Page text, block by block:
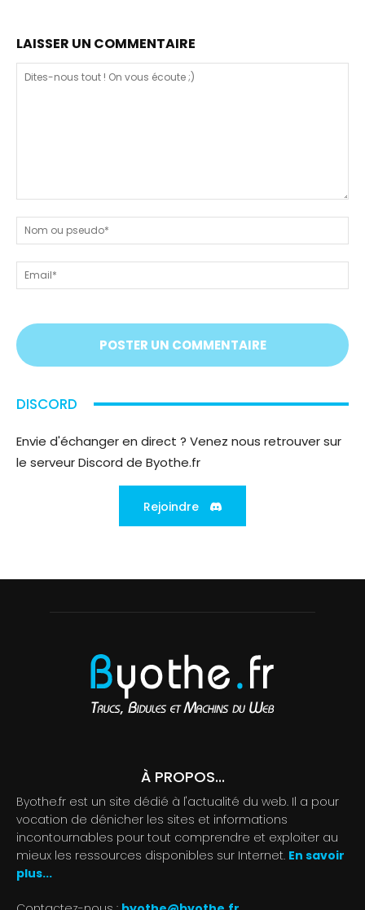
LAISSER UN COMMENTAIRE
nous
tout
!
On
vous
;)
ou
DISCORD
Envie d'échanger en direct ? Venez nous retrouver sur
le serveur Discord de Byothe.fr
Rejoindre
À PROPOS...
Byothe.fr est un site dédié à l'actualité du web. Il a pour
vocation de dénicher les sites et informations
incontournables pour tout comprendre et exploiter au
mieux les ressources disponibles sur Internet. En savoir
plus...